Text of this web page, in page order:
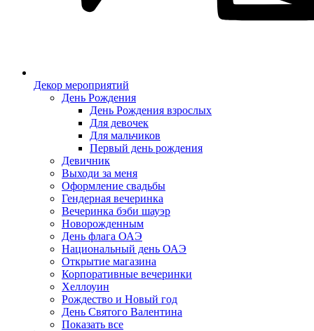
Декор мероприятий
День Рождения
День Рождения взрослых
Для девочек
Для мальчиков
Первый день рождения
Девичник
Выходи за меня
Оформление свадьбы
Гендерная вечеринка
Вечеринка бэби шауэр
Новорожденным
День флага ОАЭ
Национальный день ОАЭ
Открытие магазина
Корпоративные вечеринки
Хеллоуин
Рождество и Новый год
День Святого Валентина
Показать все